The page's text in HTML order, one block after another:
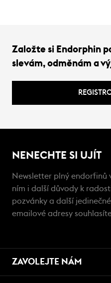
Založte si Endorphin
slevám, odměnám a
NENECHTE SI UJÍT
Newsletter plný endorfinů
ním i další důvody k
pozvánky a další
emailové adresy
ZAVOLEJTE NÁM